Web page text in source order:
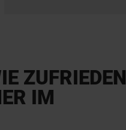
ZUFRIEDEN
IM